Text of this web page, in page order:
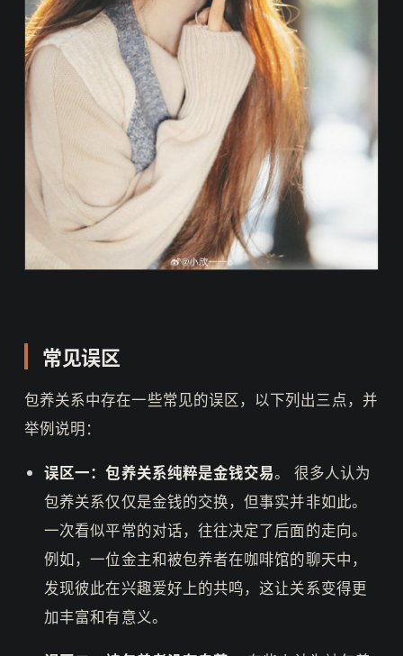
常见误区
包养关系中存在一些常见的误区，以下列出三点，并
举例说明：
误区一：包养关系纯粹是金钱交易。 很多人认为
包养关系仅仅是金钱的交换，但事实并非如此。
一次看似平常的对话，往往决定了后面的走向。
例如，一位金主和被包养者在咖啡馆的聊天中，
发现彼此在兴趣爱好上的共鸣，这让关系变得更
加丰富和有意义。